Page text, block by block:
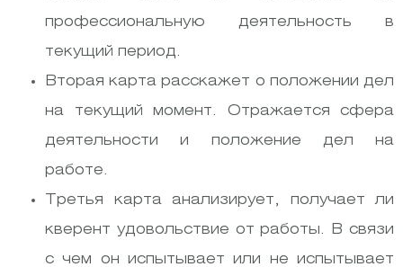
профессиональную деятельность в
текущий период.
Вторая карта расскажет о положении дел
на текущий момент. Отражается сфера
деятельности и положение дел на
работе.
Третья карта анализирует, получает ли
кверент удовольствие от работы. В связи
с чем он испытывает или не испытывает